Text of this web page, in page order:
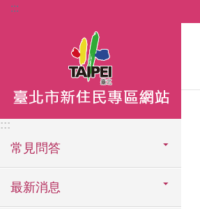
跳到主要內容區塊
:::
:::
常見問答
最新消息